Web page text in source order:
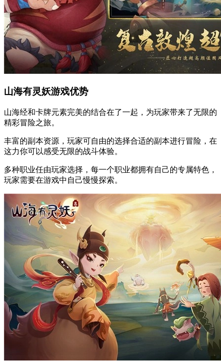
山海有灵妖游戏优势
山海经和卡牌元素完美的结合在了一起，为玩家带来了无限的
精彩冒险之旅。
丰富的副本资源，玩家可自由的选择合适的副本进行冒险，在
这力你可以感受无限的战斗体验。
多种职业任由玩家选择，每一个职业都拥有自己的专属特色，
玩家需要在游戏中自己慢慢探索。